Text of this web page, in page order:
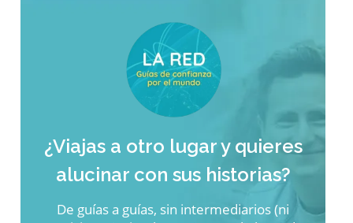
¿Viajas a otro lugar y quieres
alucinar con sus historias?
De guías a guías, sin intermediarios (ni